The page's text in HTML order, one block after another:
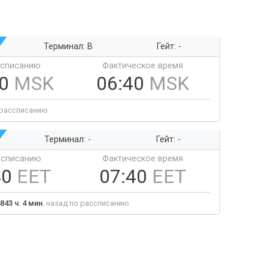
Терминал: B
Гейт: -
MSK
Фактическое время
06:40 MSK
Терминал: -
Гейт: -
EET
Фактическое время
07:40 EET
ч. 4 мин. назад по рассписанию